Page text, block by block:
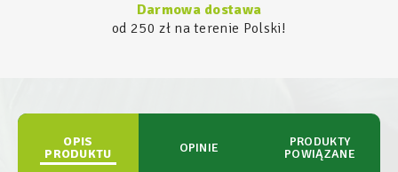
Darmowa dostawa
od 250 zł na terenie Polski!
OPIS
PRODUKTU
OPINIE
PRODUKTY
POWIĄZANE